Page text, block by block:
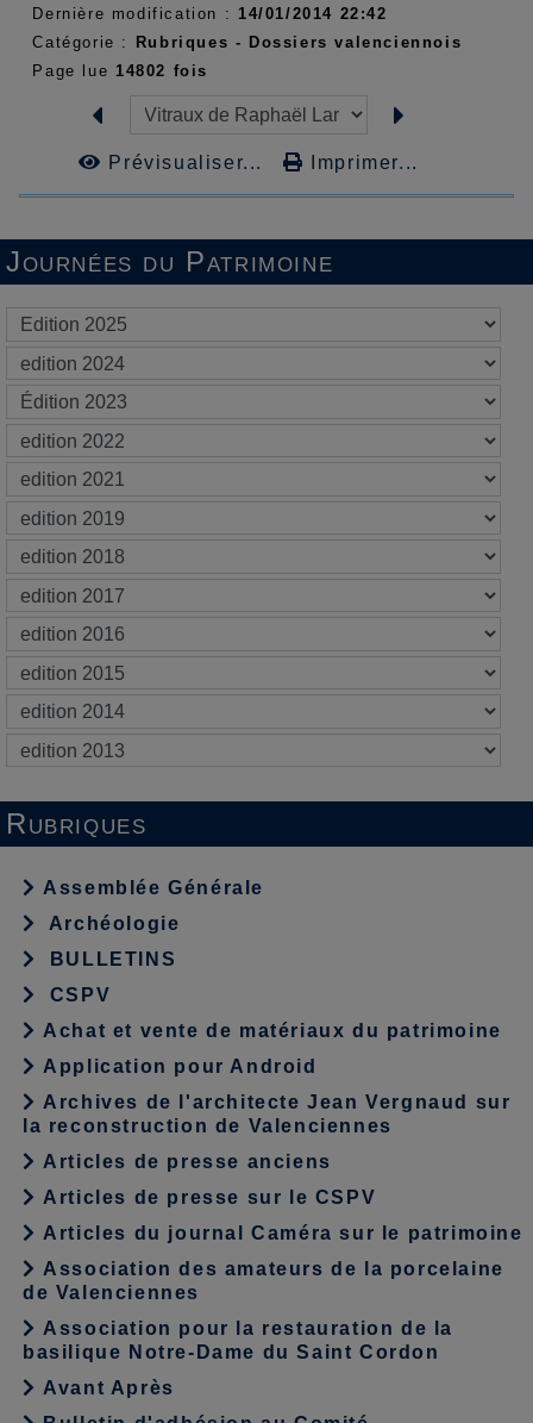
Journées du Patrimoine
Rubriques
Assemblée Générale
Archéologie
BULLETINS
CSPV
Achat et vente de matériaux du patrimoine
Application pour Android
Archives de l'architecte Jean Vergnaud sur
la reconstruction de Valenciennes
Articles de presse anciens
Articles de presse sur le CSPV
Articles du journal Caméra sur le patrimoine
Association des amateurs de la porcelaine
de Valenciennes
Association pour la restauration de la
basilique Notre-Dame du Saint Cordon
Avant Après
Dernière modification : 14/01/2014 22:42
Catégorie :
Rubriques - Dossiers valenciennois
Page lue 14802 fois
Prévisualiser... Imprimer...